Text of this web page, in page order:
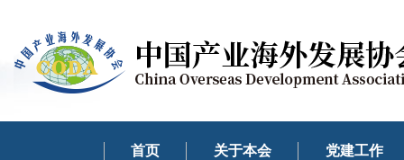
首页 关于本会 党建工作